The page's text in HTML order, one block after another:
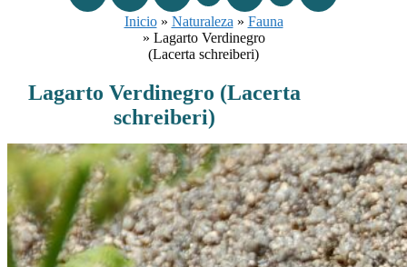
Ríos
Rutas De Montaña
Terremotos
Topográficos
Vértices Geodésicos
Inicio» Naturaleza » Fauna
» Lagarto Verdinegro
(Lacerta schreiberi)
Lagarto Verdinegro (Lacerta
schreiberi)